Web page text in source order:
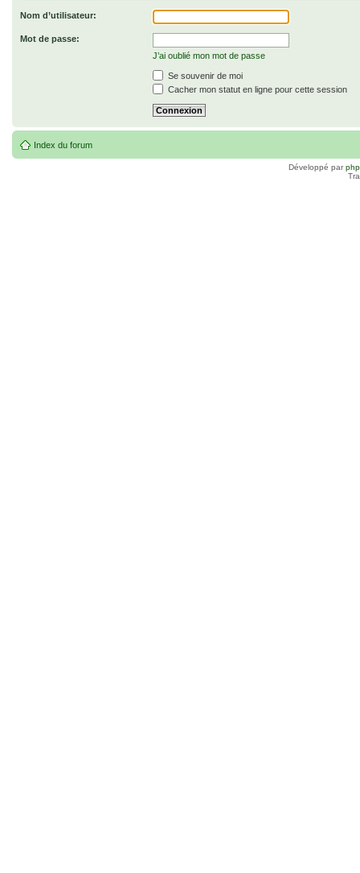
Nom d’utilisateur:
Mot de passe:
J’ai oublié mon mot de passe
Se souvenir de moi
Cacher mon statut en ligne pour cette session
Index du forum
Développé par